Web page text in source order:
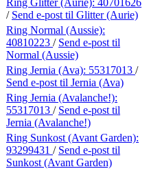
/ Send e-post til Glitter (Aurie)
Ring Normal (Aussie):
40810223 / Send e-post til
Normal (Aussie)
Ring Jernia (Ava): 55317013 /
Send e-post til Jernia (Ava)
Ring Jernia (Avalanche!):
55317013 / Send e-post til
Jernia (Avalanche!)
Ring Sunkost (Avant Garden):
93299431 / Send e-post til
Sunkost (Avant Garden)